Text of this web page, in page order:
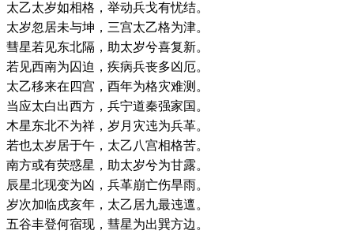
太乙太岁如相格，举动兵戈有忧结。
太岁忽居未与坤，三宫太乙格为津。
彗星若见东北隔，助太岁兮喜复新。
若见西南为囚迫，疾病兵丧多凶厄。
太乙移来在四宫，酉年为格灾难测。
当应太白出西方，兵宁道秦强家国。
木星东北不为祥，岁月灾迍为兵革。
若也太岁居于午，太乙八宫相格苦。
南方或有荧惑星，助太岁兮为甘露。
辰星北现变为凶，兵革崩亡伤旱雨。
岁次加临戌亥年，太乙居九最迍邅。
五谷丰登何宿现，彗星为出巽方边。